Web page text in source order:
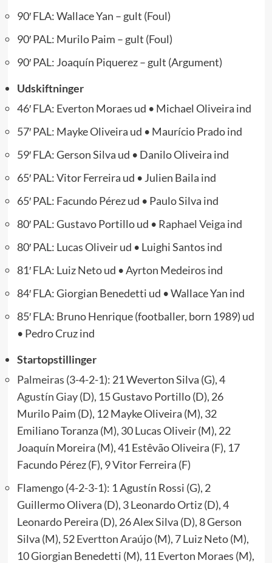
90′ FLA: Wallace Yan – gult (Foul)
90′ PAL: Murilo Paim – gult (Foul)
90′ PAL: Joaquín Piquerez – gult (Argument)
Udskiftninger
46′ FLA: Everton Moraes ud • Michael Oliveira ind
57′ PAL: Mayke Oliveira ud • Maurício Prado ind
59′ FLA: Gerson Silva ud • Danilo Oliveira ind
65′ PAL: Vitor Ferreira ud • Julien Baila ind
65′ PAL: Facundo Pérez ud • Paulo Silva ind
80′ PAL: Gustavo Portillo ud • Raphael Veiga ind
80′ PAL: Lucas Oliveir ud • Luighi Santos ind
81′ FLA: Luiz Neto ud • Ayrton Medeiros ind
84′ FLA: Giorgian Benedetti ud • Wallace Yan ind
85′ FLA: Bruno Henrique (footballer, born 1989) ud
• Pedro Cruz ind
Startopstillinger
Palmeiras (3-4-2-1): 21 Weverton Silva (G), 4
Agustín Giay(D), 15 Gustavo Portillo (D), 26
Murilo Paim (D), 12 Mayke Oliveira (M), 32
Emiliano Toranza (M), 30 Lucas Oliveir (M), 22
Joaquín Moreira (M), 41 Estêvão Oliveira (F), 17
Facundo Pérez (F), 9 Vitor Ferreira (F)
Flamengo (4-2-3-1): 1 Agustín Rossi (G), 2
Guillermo Olivera (D), 3 Leonardo Ortiz (D), 4
Leonardo Pereira (D), 26 Alex Silva (D), 8 Gerson
Silva (M), 52Evertton Araújo(M), 7 Luiz Neto (M),
10 Giorgian Benedetti (M), 11 Everton Moraes (M),